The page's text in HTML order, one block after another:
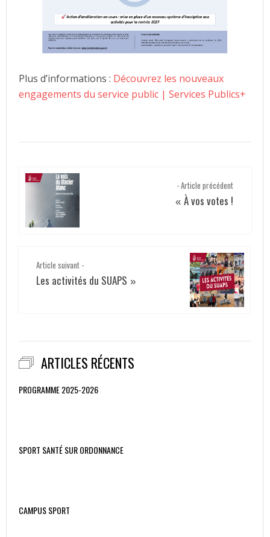
Plus d’informations : Découvrez les nouveaux
engagements du service public | Services Publics+
- Article précédent
«À vos votes !
Article suivant -
Les activités du SUAPS »
ARTICLES RÉCENTS
PROGRAMME 2025-2026
SPORT SANTÉ SUR ORDONNANCE
CAMPUS SPORT